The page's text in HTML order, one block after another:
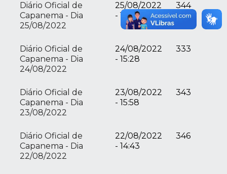
Diário Oficial de
Capanema - Dia
25/08/2022
25/08/2022
- 16:53
344
Diário Oficial de
Capanema - Dia
24/08/2022
24/08/2022
- 15:28
333
Diário Oficial de
Capanema - Dia
23/08/2022
23/08/2022
- 15:58
343
Diário Oficial de
Capanema - Dia
22/08/2022
22/08/2022
- 14:43
346